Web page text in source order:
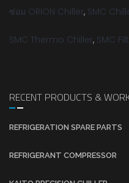
ซ่อม ORION Chiller, SMC
SMC Thermo Chiller, SMC
RECENT PRODUCTS &
REFRIGERATION SPARE PARTS
REFRIGERANT COMPRESSOR